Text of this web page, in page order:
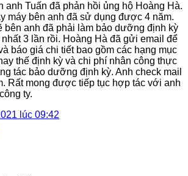
anh Tuấn đã phản hồi ủng hộ Hoàng Hà.
máy bên anh đã sử dụng được 4 năm.
bên anh đã phải làm bảo dưỡng định kỳ
3 lần rồi. Hoàng Hà đã gửi email để
báo giá chi tiết bao gồm các hạng mục
thế định kỳ và chi phí nhân công thực
tác bảo dưỡng định kỳ. Anh check mail
Rất mong được tiếp tục hợp tác với anh
ty.
lúc 09:42